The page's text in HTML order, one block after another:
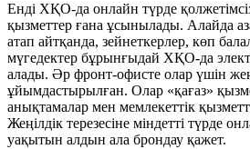
Енді ХҚО-да онлайн түрде
қызметтер ғана ұсынылады. Алайда
атап айтқанда, зейнеткерлер, көп
мүгедектер бұрынғыдай ХҚО-да
алады. Әр фронт-офисте олар үшін
ұйымдастырылған. Олар «қағаз»
анықтамалар мен мемлекеттік
Жеңілдік терезесіне міндетті түрде
уақытын алдын ала брондау қажет.